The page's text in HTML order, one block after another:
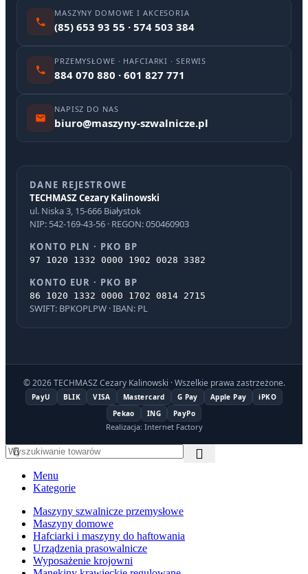
MASZYNY DOMOWE I AKCESORIA
(85) 653 93 55 · 574 503 384
PRZEMYSŁOWE · HAFCIARKI · SERWIS
884 070 880 · 601 827 771
NAPISZ DO NAS
biuro@maszyny-szwalnicze.pl
DANE REJESTROWE
TECHMASZ Cezary Kalinowski
ul. Niska 3, 15-666 Białystok
NIP: 542-169-43-56 · REGON: 050460903
KONTO PLN · PKO BP
97 1020 1332 0000 1902 0028 3382
KONTO EUR · PKO BP
86 1020 1332 0000 1702 0814 2715
SWIFT: BPKOPLPW · IBAN: PL
© 2026 TECHMASZ Cezary Kalinowski · Wszelkie prawa zastrzeżone.
PayU BLIK VISA Mastercard G Pay Apple Pay
iPKO
Pekao
ING PayPo
Realizacja: Internet Factory
Menu
Kategorie
Maszyny szwalnicze przemysłowe
Maszyny domowe
Hafciarki i maszyny do haftowania
Urządzenia prasowalnicze
Wyposażenie krojowni